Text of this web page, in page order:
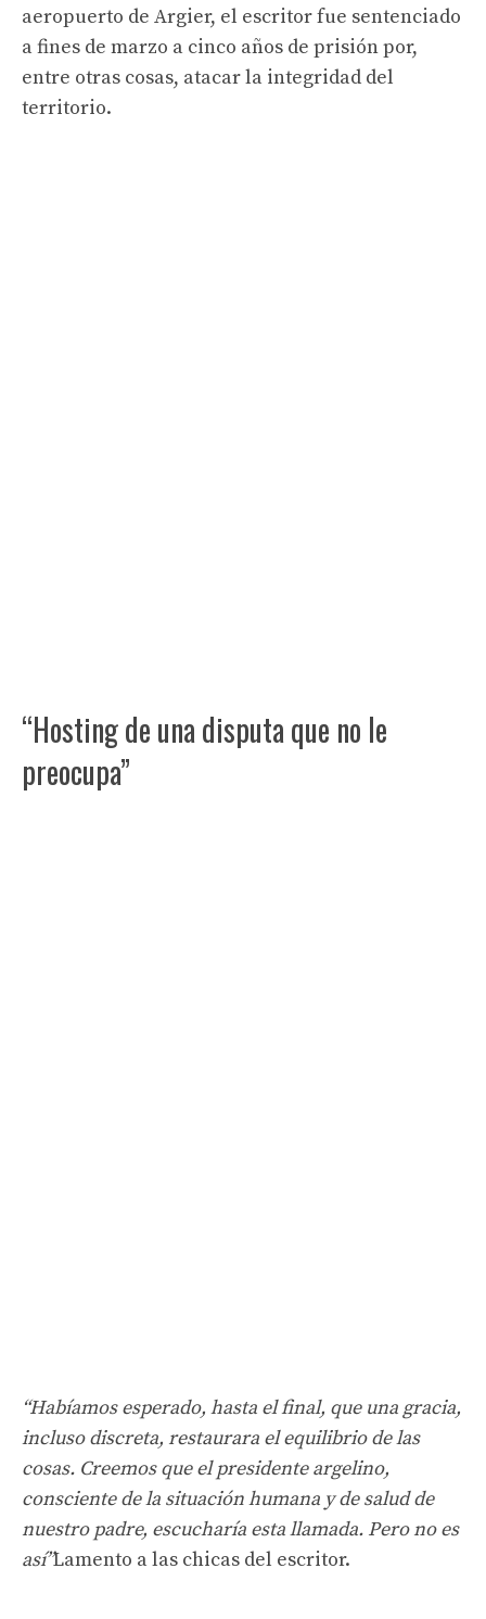
aeropuerto de Argier, el escritor fue sentenciado
a fines de marzo a cinco años de prisión por,
entre otras cosas, atacar la integridad del
territorio.
“Hosting de una disputa que no le
preocupa”
“Habíamos esperado, hasta el final, que una gracia,
incluso discreta, restaurara el equilibrio de las
cosas. Creemos que el presidente argelino,
consciente de la situación humana y de salud de
nuestro padre, escucharía esta llamada. Pero no es
así”Lamento a las chicas del escritor.